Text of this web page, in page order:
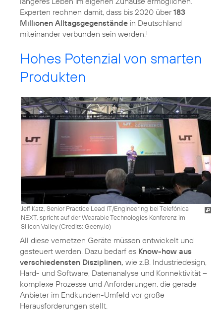
Experten rechnen damit, dass bis 2020 über183
Millionen Alltagsgegenstände in Deutschland
miteinander verbunden sein werden. 1
Hohes Potenzial von smarten
Produkten
Jeff Katz, Senior Practice Lead IT/Engineering bei Telefónica
NEXT, spricht auf der Wearable Technologies Konferenz im
Silicon Valley (Credits: Geeny.io)
All diese vernetzen Geräte müssen entwickelt und
gesteuert werden. Dazu bedarf es Know-how aus
verschiedensten Disziplinen, wie z.B. Industriedesign,
Hard- und Software, Datenanalyse und Konnektivität –
komplexe Prozesse und Anforderungen, die gerade
Anbieter im Endkunden-Umfeld vor große
Herausforderungen stellt.